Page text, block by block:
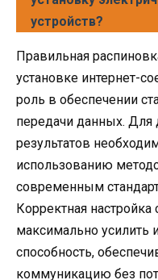
устройств?
Правильная
установке интернет-
роль в обеспечении
передачи данных. Для
результатов
использованию
современным
Корректная
максимально усилить
способность,
коммуникацию без